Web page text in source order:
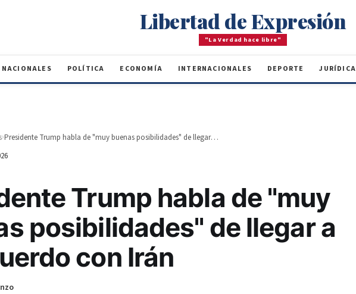
Libertad de Expresión
"La Verdad hace libre"
NACIONALES POLÍTICA ECONOMÍA INTERNACIONALES DEPORTE JURÍDICA
›
Presidente Trump habla de "muy buenas posibilidades" de llegar a un acuerdo con Irán
Trump habla de "muy
posibilidades" de llegar a
con Irán